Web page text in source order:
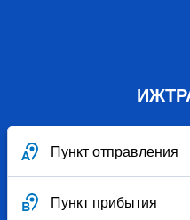
Пункт отправления
Пункт прибытия